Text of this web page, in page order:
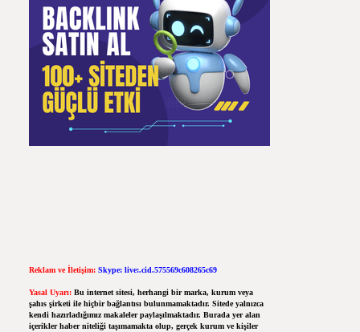
Reklam ve İletişim: Skype: live:.cid.575569c608265c69
Yasal Uyarı: Bu internet sitesi, herhangi bir marka, kurum veya
şahıs şirketi ile hiçbir bağlantısı bulunmamaktadır. Sitede yalnızca
kendi hazırladığımız makaleler paylaşılmaktadır. Burada yer alan
içerikler haber niteliği taşımamakta olup, gerçek kurum ve kişiler